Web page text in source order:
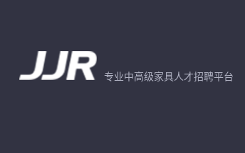
专业中高级家具人才招聘平台